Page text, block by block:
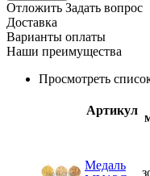
Отложить Задать вопрос
Доставка
Варианты оплаты
Наши преимущества
Просмотреть
Артикул
Медаль